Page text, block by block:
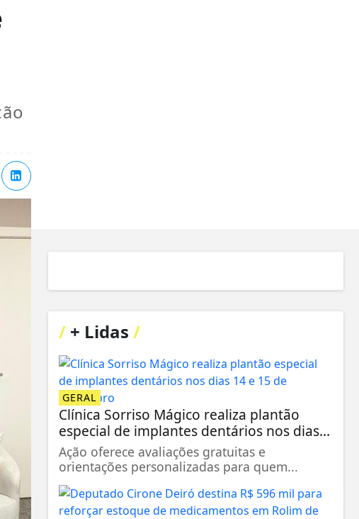
/+ Lidas /
GERAL
Clínica Sorriso Mágico realiza plantão
especial de implantes dentários nos dias...
Ação oferece avaliações gratuitas e
orientações personalizadas para quem...